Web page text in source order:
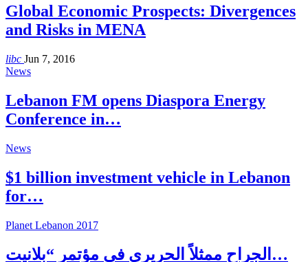
Global Economic Prospects: Divergences
and Risks in MENA
libc Jun 7, 2016
News
Lebanon FM opens Diaspora Energy
Conference in…
News
$1 billion investment vehicle in Lebanon
for…
Planet Lebanon 2017
الجراح ممثلاً الحريري في مؤتمر “بلانيت…